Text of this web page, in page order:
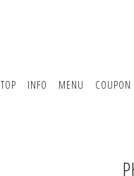
TOP INFO MENU COUPON